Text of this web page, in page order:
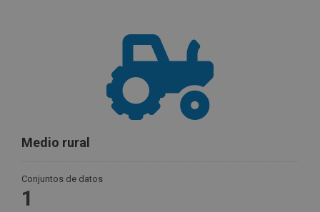
Medio rural
Conjuntos de datos
1